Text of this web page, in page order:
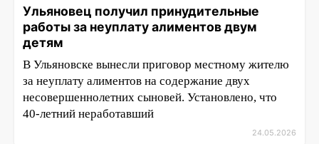
Ульяновец получил принудительные
работы за неуплату алиментов двум
детям
В Ульяновске вынесли приговор местному жителю
за неуплату алиментов на содержание двух
несовершеннолетних сыновей. Установлено, что
40-летний неработавший
24.05.2026